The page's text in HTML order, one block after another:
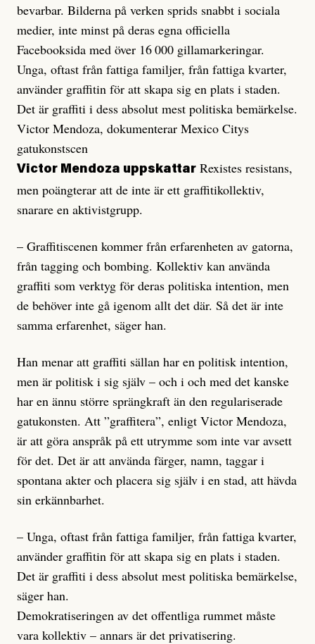
bevarbar. Bilderna på verken sprids snabbt i sociala
medier, inte minst på deras egna officiella
Facebooksida med över 16 000 gillamarkeringar.
Unga, oftast från fattiga familjer, från fattiga kvarter,
använder graffitin för att skapa sig en plats i staden.
Det är graffiti i dess absolut mest politiska bemärkelse.
Victor Mendoza, dokumenterar Mexico Citys
gatukonstscen
Victor Mendoza uppskattar Rexistes resistans,
men poängterar att de inte är ett graffitikollektiv,
snarare en aktivistgrupp.
– Graffitiscenen kommer från erfarenheten av gatorna,
från tagging och bombing. Kollektiv kan använda
graffiti som verktyg för deras politiska intention, men
de behöver inte gå igenom allt det där. Så det är inte
samma erfarenhet, säger han.
Han menar att graffiti sällan har en politisk intention,
men är politisk i sig själv – och i och med det kanske
har en ännu större sprängkraft än den regulari­serade
gatukonsten. Att ”graffitera”, enligt Victor Mendoza,
är att göra anspråk på ett utrymme som inte var avsett
för det. Det är att använda färger, namn, taggar i
spontana akter och placera sig själv i en stad, att hävda
sin erkännbarhet.
– Unga, oftast från fattiga familjer, från fattiga kvarter,
använder graffitin för att skapa sig en plats i staden.
Det är graffiti i dess absolut mest politiska bemärkelse,
sä­ger han.
Demokratiseringen av det offentliga rummet måste
vara kollektiv – annars är det privatisering.